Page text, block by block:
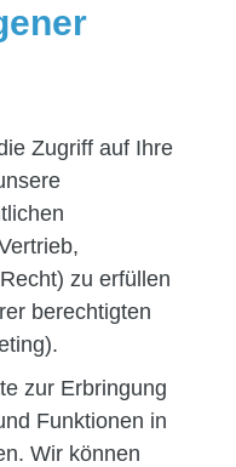
Zugriff auf Ihre
zu erfüllen
berechtigten
zur Erbringung
Funktionen in
Wir können